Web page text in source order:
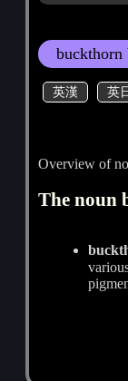
buckthorn
英漢 英
Overview of
The noun